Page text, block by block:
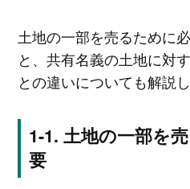
土地の一部を売るために
と、共有名義の土地に対
との違いについても解説し
土地の一部を
要